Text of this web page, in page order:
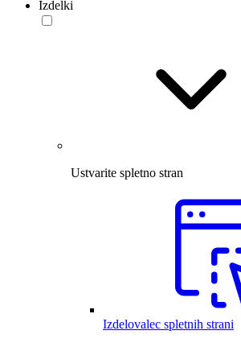
Izdelki
Ustvarite spletno stran
Izdelovalec spletnih strani